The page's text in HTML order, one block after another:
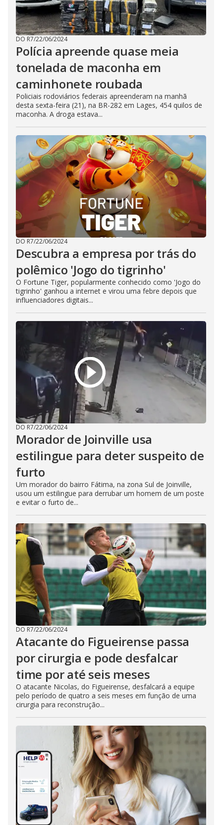
DO R7/22/06/2024
Polícia apreende quase meia
tonelada de maconha em
caminhonete roubada
Policiais rodoviários federais apreenderam na manhã
desta sexta-feira (21), na BR-282 em Lages, 454 quilos de
maconha. A droga estava...
DO R7/22/06/2024
Descubra a empresa por trás do
polêmico 'Jogo do tigrinho'
O Fortune Tiger, popularmente conhecido como 'Jogo do
tigrinho' ganhou a internet e virou uma febre depois que
influenciadores digitais...
DO R7/22/06/2024
Morador de Joinville usa
estilingue para deter suspeito de
furto
Um morador do bairro Fátima, na zona Sul de Joinville,
usou um estilingue para derrubar um homem de um poste
e evitar o furto de...
DO R7/22/06/2024
Atacante do Figueirense passa
por cirurgia e pode desfalcar
time por até seis meses
O atacante Nicolas, do Figueirense, desfalcará a equipe
pelo período de quatro a seis meses em função de uma
cirurgia para reconstrução...